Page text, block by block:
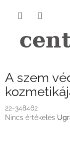
A szem
22-348462
A
Nincs értékelés